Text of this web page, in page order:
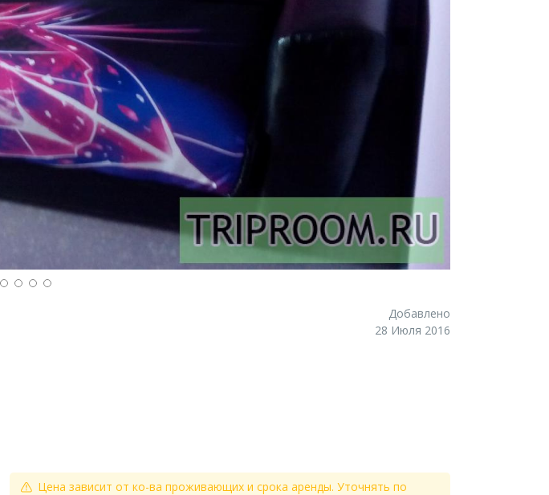
Добавлено
28 Июля 2016
Цена зависит от ко-ва проживающих и срока аренды. Уточнять по